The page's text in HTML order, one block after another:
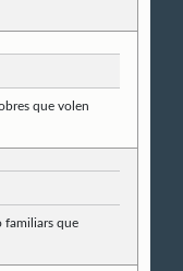
que volen
familiars que